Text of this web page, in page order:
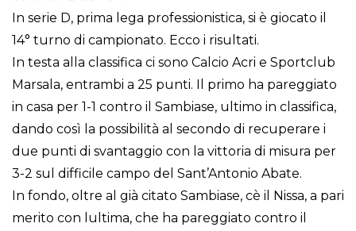
In serie D, prima lega professionistica, si è giocato il
14° turno di campionato. Ecco i risultati.
In testa alla classifica ci sono Calcio Acri e Sportclub
Marsala, entrambi a 25 punti. Il primo ha pareggiato
in casa per 1-1 contro il Sambiase, ultimo in classifica,
dando così la possibilità al secondo di recuperare i
due punti di svantaggio con la vittoria di misura per
3-2 sul difficile campo del Sant’Antonio Abate.
In fondo, oltre al già citato Sambiase, cè il Nissa, a pari
merito con lultima, che ha pareggiato contro il